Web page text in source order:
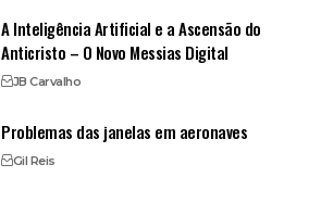
A Inteligência Artificial e a Ascensão do
Anticristo – O Novo Messias Digital
JB Carvalho
Problemas das janelas em aeronaves
Gil Reis